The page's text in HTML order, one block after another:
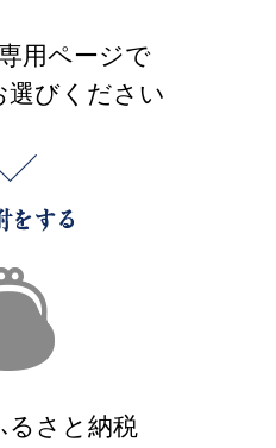
用ページで
選びください
るさと納税